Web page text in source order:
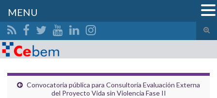
el
Search for:
Convocatoria pública para Consultoría Evaluación Externa
del Proyecto Vida sin Violencia Fase II
MENU